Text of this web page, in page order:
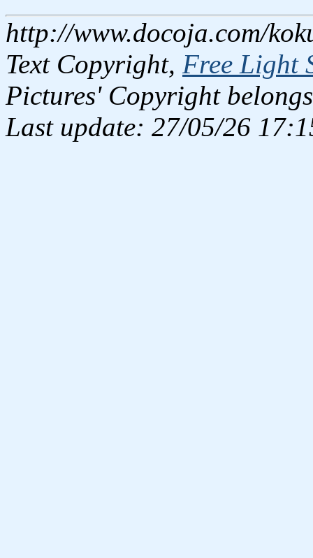
http://www.docoja.com/
Text Copyright, Free Light
Pictures' Copyright
Last update: 27/05/26